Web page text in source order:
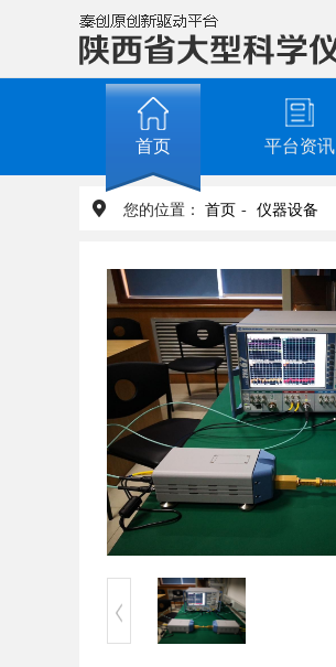
首页 平台资讯
您的位置： 首页 - 仪器设备